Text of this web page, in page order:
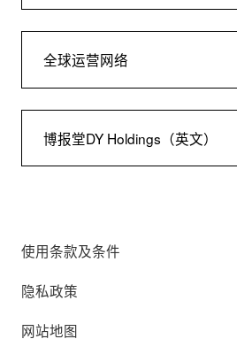
全球运营网络
博报堂DY Holdings（英文）
使用条款及条件
隐私政策
网站地图